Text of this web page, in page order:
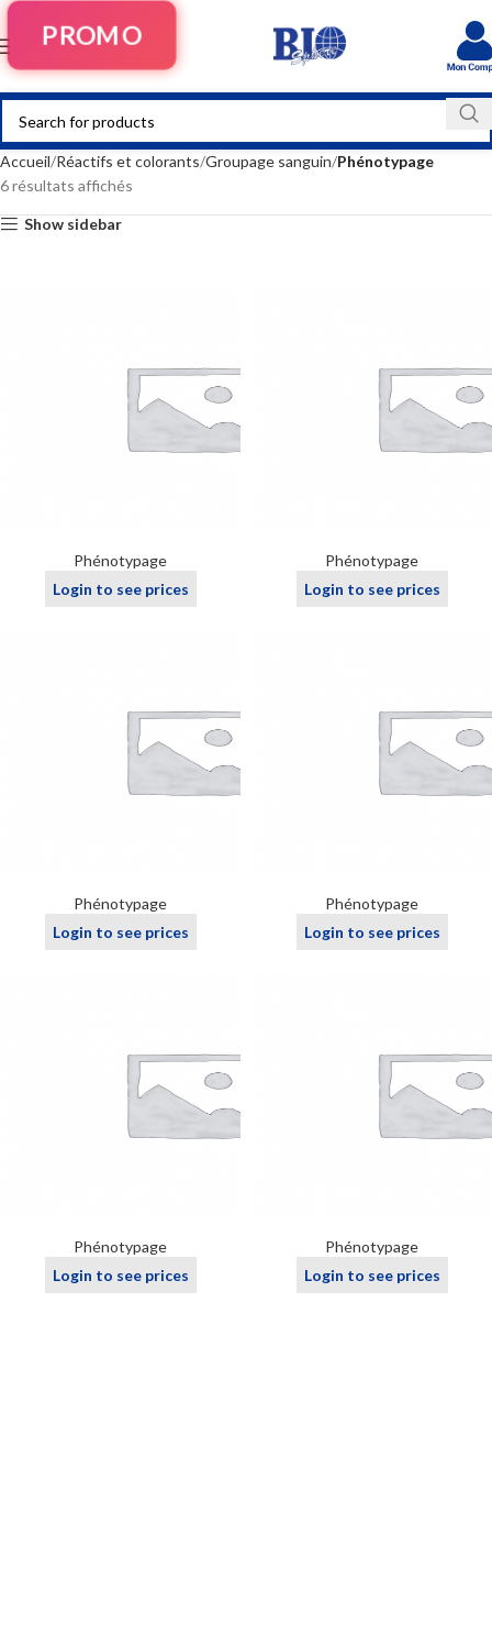
PROMO
Accueil Réactifs et colorants Groupage sanguin Phénotypage
6 résultats affichés
Show sidebar
Phénotypage
Login to see prices
Phénotypage
Login to see prices
Phénotypage
Login to see prices
Phénotypage
Login to see prices
Phénotypage
Login to see prices
Phénotypage
Login to see prices